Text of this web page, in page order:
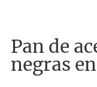
Pan de
negras